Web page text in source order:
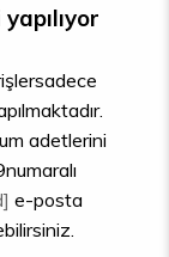
adetlerini
e-posta